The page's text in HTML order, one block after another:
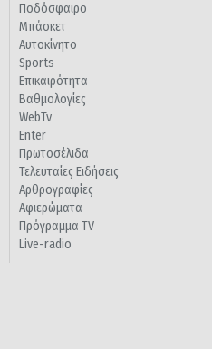
Ποδόσφαιρο
Μπάσκετ
Αυτοκίνητο
Sports
Επικαιρότητα
Βαθμολογίες
WebTv
Enter
Πρωτοσέλιδα
Τελευταίες Ειδήσεις
Αρθρογραφίες
Αφιερώματα
Πρόγραμμα TV
Live-radio